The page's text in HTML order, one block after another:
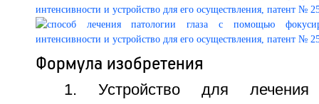
Формула изобретения
1. Устройство для лечения